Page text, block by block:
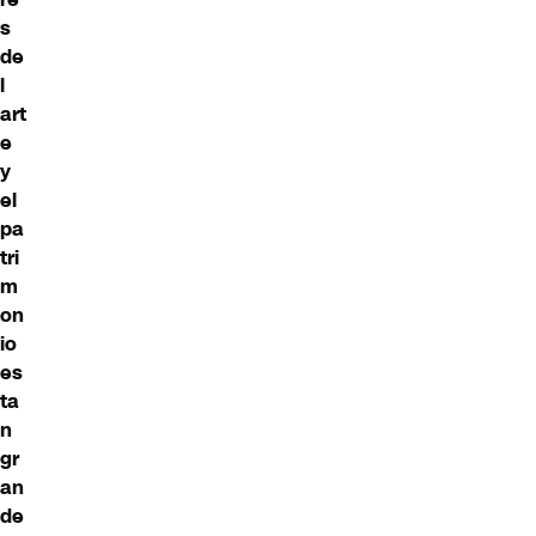
s
de
l
art
e
y
el
pa
tri
m
on
io
es
ta
n
gr
an
de